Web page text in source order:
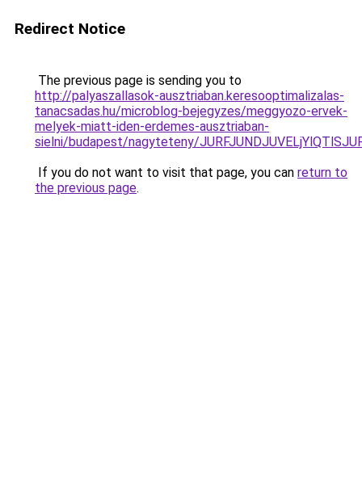
Redirect Notice
The previous page is sending you to
http://palyaszallasok-ausztriaban.keresooptimalizalas-
tanacsadas.hu/microblog-bejegyzes/meggyozo-ervek-
melyek-miatt-iden-erdemes-ausztriaban-
sielni/budapest/nagyteteny/
If you do not want to visit that page, you can return to
the previous page.